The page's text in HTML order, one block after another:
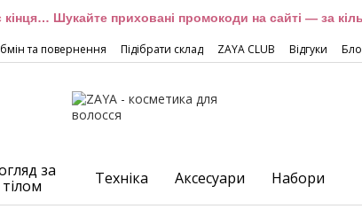
кінця… Шукайте приховані промокоди на сайті — за
та повернення Підібрати склад ZAYA CLUB Відгуки
за
тілом
Техніка Аксесуари Набори